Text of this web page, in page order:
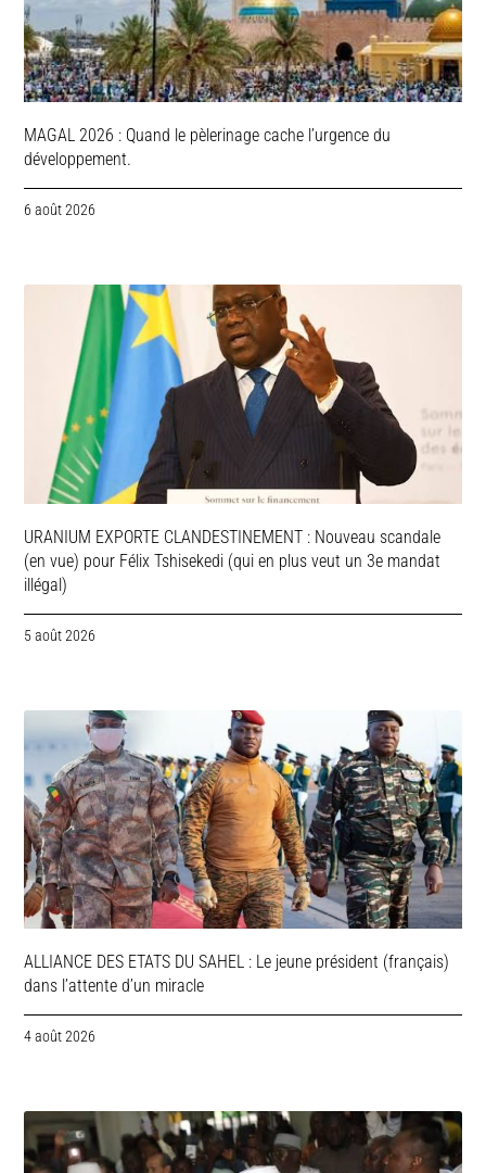
MAGAL 2026 : Quand le pèlerinage cache l’urgence du
développement.
6 août 2026
URANIUM EXPORTE CLANDESTINEMENT : Nouveau scandale
(en vue) pour Félix Tshisekedi (qui en plus veut un 3e mandat
illégal)
5 août 2026
ALLIANCE DES ETATS DU SAHEL : Le jeune président (français)
dans l’attente d’un miracle
4 août 2026